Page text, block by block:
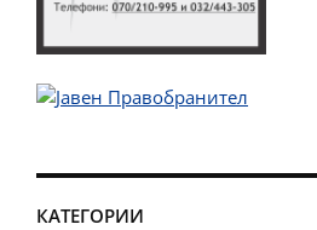
КАТЕГОРИИ